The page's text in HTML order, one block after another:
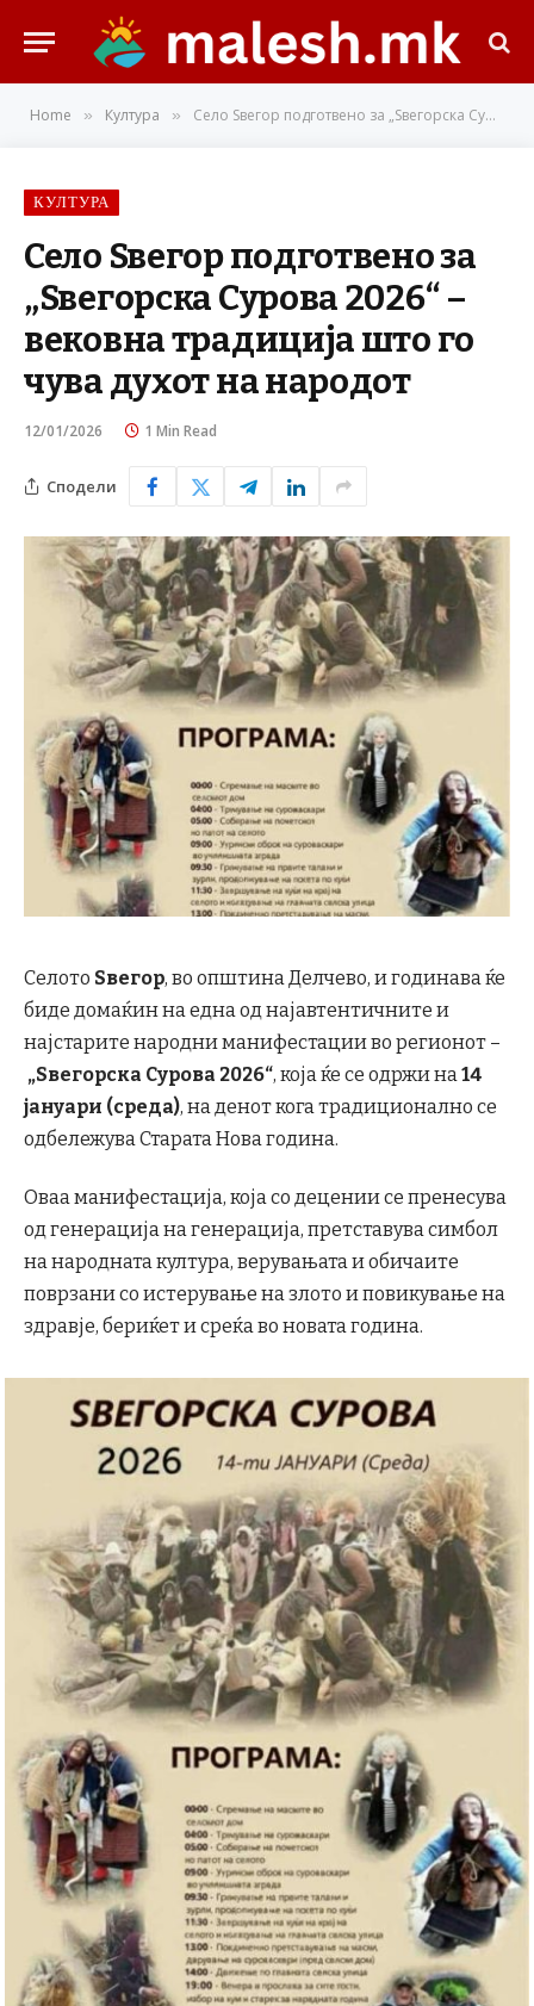
Home » Култура » Село Ѕвегор подготвено за „Ѕвегорска Сурова 2026“ – вековна традиција што го чува духот на народот
КУЛТУРА
Село Ѕвегор подготвено за
„Ѕвегорска Сурова 2026“ –
вековна традиција што го
чува духот на народот
12/01/2026 1 Min Read
Сподели
Селото Ѕвегор, во општина Делчево, и годинава ќе
биде домаќин на една од најавтентичните и
најстарите народни манифестации во регионот –
„Ѕвегорска Сурова 2026“, која ќе се одржи на14
јануари (среда), на денот кога традиционално се
одбележува Старата Нова година.
Оваа манифестација, која со децении се пренесува
од генерација на генерација, претставува симбол
на народната култура, верувањата и обичаите
поврзани со истерување на злото и повикување на
здравје, бериќет и среќа во новата година.